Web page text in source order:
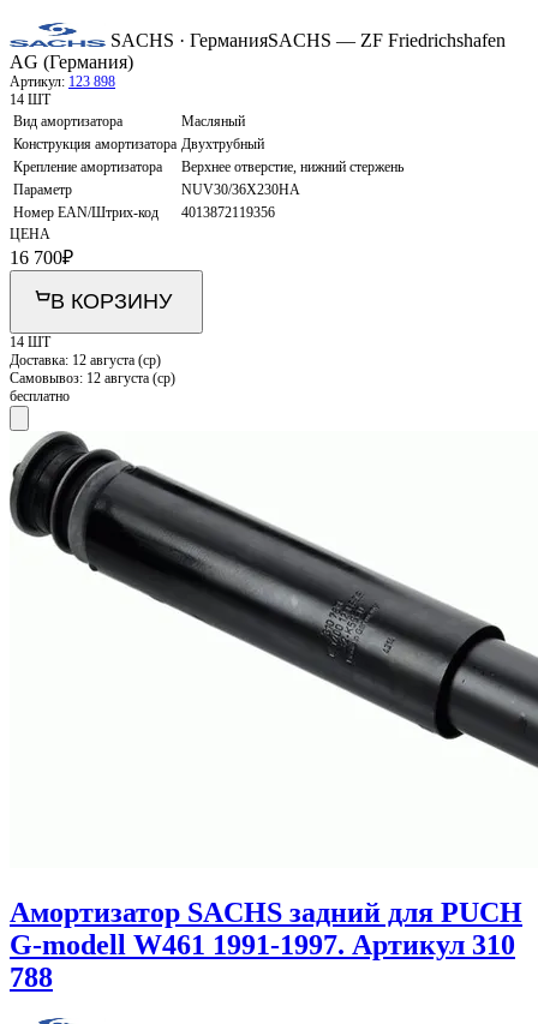
SACHS · ГерманияSACHS — ZF Friedrichshafen
AG (Германия)
Артикул: 123 898
14 ШТ
Вид амортизатора
Масляный
Конструкция амортизатора Двухтрубный
Крепление амортизатора
Верхнее отверстие, нижний стержень
Параметр
NUV30/36X230HA
Номер EAN/Штрих-код
4013872119356
ЦЕНА
16 700₽
В КОРЗИНУ
14 ШТ
Доставка: 12 августа (ср)
Самовывоз: 12 августа (ср)
бесплатно
Амортизатор SACHS задний для PUCH
G-modell W461 1991-1997. Артикул 310
788